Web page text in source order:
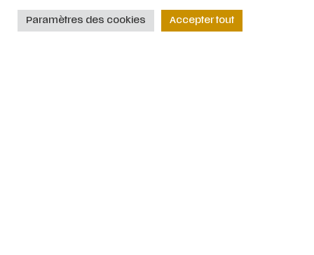
Paramètres des cookies Accepter tout